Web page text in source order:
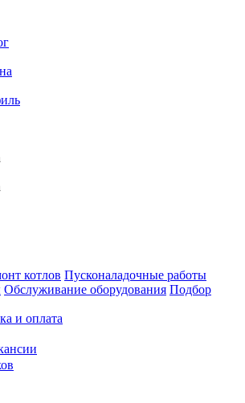
котлов Пусконаладочные работы
Обслуживание оборудования Подбор
и оплата